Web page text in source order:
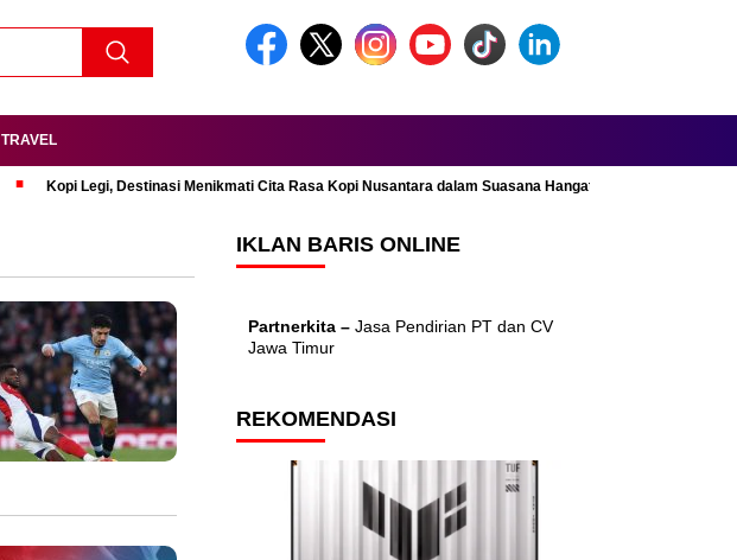
TRAVEL
Kopi Legi, Destinasi Menikmati Cita Rasa Kopi Nusantara dalam Suasana Hangat dan Nyaman
IKLAN BARIS ONLINE
Partnerkita – Jasa Pendirian PT dan CV
Jawa Timur
REKOMENDASI